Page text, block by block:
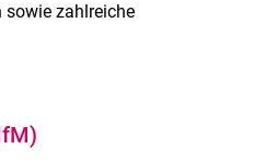
zahlreiche